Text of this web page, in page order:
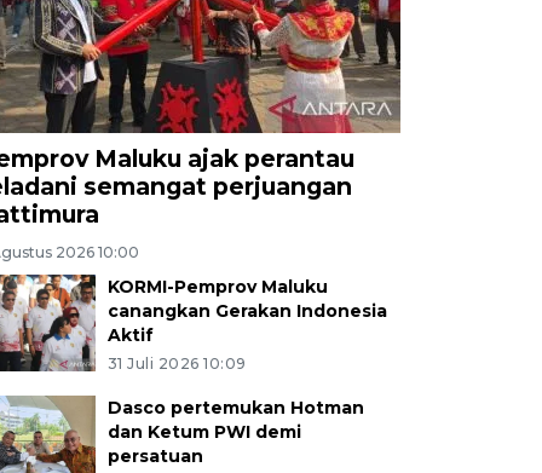
Maluku ajak perantau
semangat perjuangan
2026 10:00
KORMI-Pemprov Maluku
canangkan Gerakan Indonesia
Aktif
31 Juli 2026 10:09
Dasco pertemukan Hotman
dan Ketum PWI demi
persatuan